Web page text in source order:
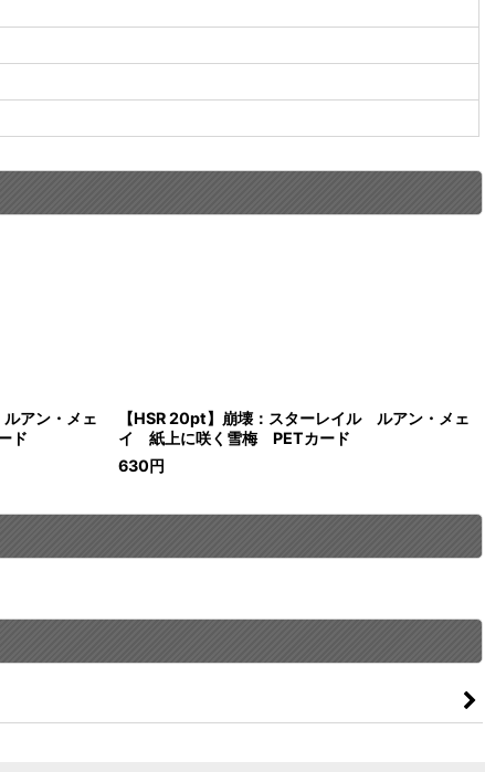
アン・メェ
ド
【HSR 20pt】崩壊：スターレイル ルアン・メェ
イ 紙上に咲く雪梅 PETカード
630円